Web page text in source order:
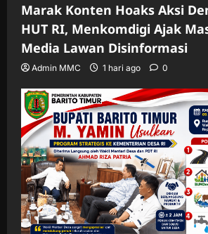
Marak Konten Hoaks Aksi
HUT RI, Menkomdigi Ajak
Media Lawan Disinformasi
Admin MMC 1 hari ago 0